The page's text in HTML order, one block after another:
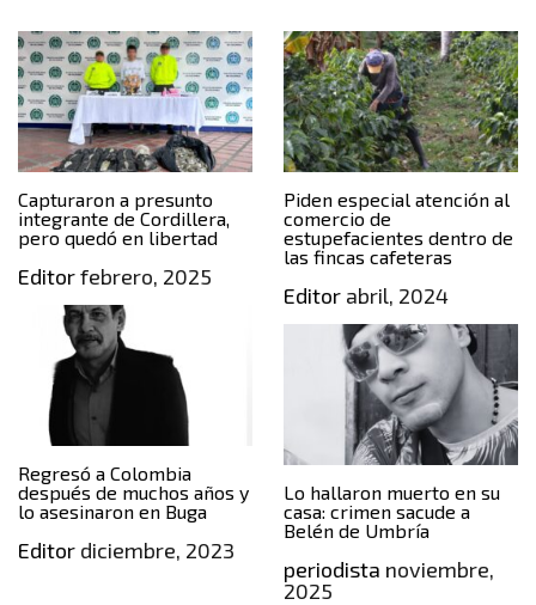
Capturaron a presunto
integrante de Cordillera,
pero quedó en libertad
Editorfebrero, 2025
Piden especial atención al
comercio de
estupefacientes dentro de
las fincas cafeteras
Editorabril, 2024
Regresó a Colombia
después de muchos años y
lo asesinaron en Buga
Editor diciembre, 2023
Lo hallaron muerto en su
casa: crimen sacude a
Belén de Umbría
periodista noviembre,
2025